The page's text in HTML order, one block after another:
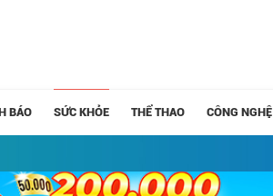
BÁO SỨC KHỎE THỂ THAO CÔNG NGHỆ